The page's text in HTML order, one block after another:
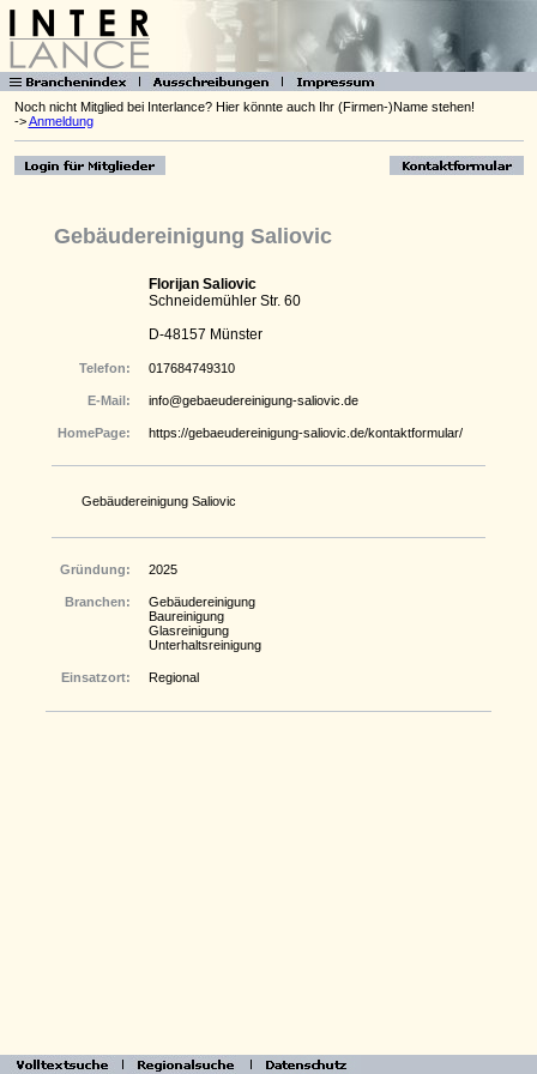
Noch nicht Mitglied bei Interlance? Hier könnte auch Ihr (Firmen-)Name stehen!
->Anmeldung
Gebäudereinigung Saliovic
Florijan Saliovic
Schneidemühler Str. 60
D-48157 Münster
Telefon: 017684749310
E-Mail: info@gebaeudereinigung-saliovic.de
HomePage: https://gebaeudereinigung-saliovic.de/kontaktformular/
Gebäudereinigung Saliovic
Gründung: 2025
Branchen:
Gebäudereinigung
Baureinigung
Glasreinigung
Unterhaltsreinigung
Einsatzort: Regional